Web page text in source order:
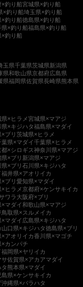
×釣り船宮城県×釣り船
×釣り船埼玉県×釣り船
×釣り船徳島県×釣り船
県×釣り船福島県×釣り船
×釣り船
玉県千葉県茨城県新潟県
県和歌山県京都府広島県
県福岡県佐賀県長崎県熊本県
県×ヒラメ宮城県×マアジ
県×キジハタ福島県×マダイ
ブリ 茨城県×ヒラメ
葉県×マダイ千葉県×ヒラメ
都×シロギス神奈川県×マアジ
県×ブリ 新潟県×マアジ
×ブリ 石川県×キジハタ
福井県×アオリイカ
ブリ 愛知県×マダイ
×ヒラメ京都府×ケンサキイカ
ワラ 大阪府×ブリ
マダイ和歌山県×マアジ
鳥取県×スルメイカ
×マダイ 広島県×キジハタ
山口県×キジハタ徳島県×ブリ
アオリイカ香川県×マゴチ
×カンパチ
福岡県×ヤリイカ
佐賀県×アカアマダイ
熊本県×マダイ
島県×ケンサキイカ
沖縄県×バラハタ